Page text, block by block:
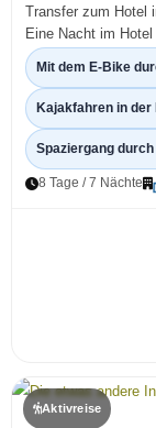
Transfer zum Hotel
Eine Nacht im
Mit dem E-Bike
Kajakfahren in
Spaziergang
8 Tage / 7 Nächte
Aktivreise